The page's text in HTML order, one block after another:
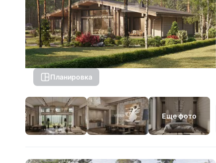
Планировка
Еще фото